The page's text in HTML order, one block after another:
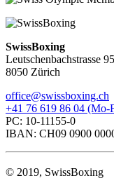
SwissBoxing
Leutschenbachstrasse 95
8050 Zürich
office@swissboxing.ch
+41 76 619 86 04 (Mo-
PC: 10-11155-0
IBAN: CH09 0900
© 2019, SwissBoxing